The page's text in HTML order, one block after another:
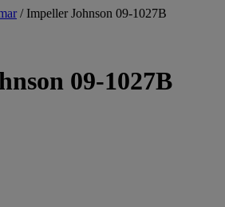
/ Impeller Johnson 09-1027B
09-1027B